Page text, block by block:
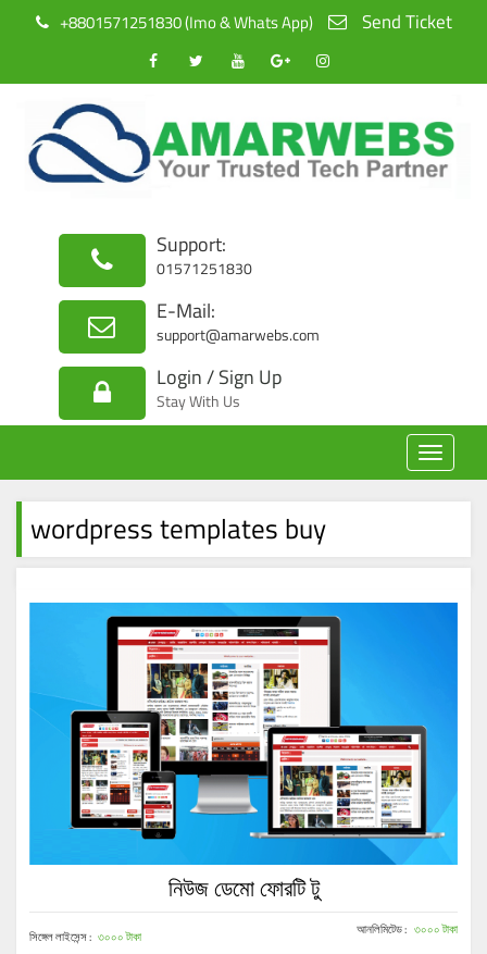
+8801571251830 (Imo & Whats App) Send Ticket
Support:
01571251830
E-Mail:
support@amarwebs.com
Login / Sign Up
Stay With Us
Toggle
wordpress templates buy
নিউজ ডেমো ফোরটি টু
সিঙ্গেল লাইসেন্স : ৩০০০ টাকা আনলিমিটেড : ৩০০০ টাকা